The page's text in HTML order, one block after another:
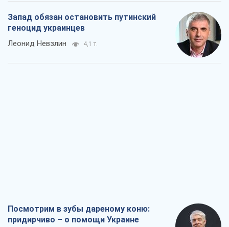
Запад обязан остановить путинский
геноцид украинцев
Леонид Невзлин 4,1 т.
Посмотрим в зубы дареному коню:
придирчиво – о помощи Украине